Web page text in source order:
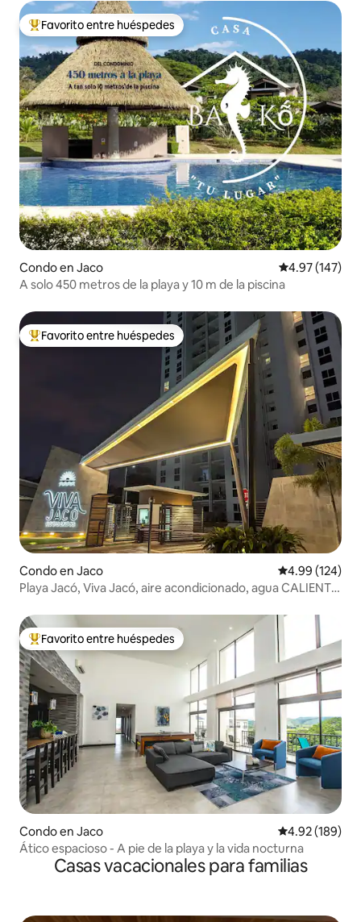
Favorito entre huéspedes preferido
Favorito entre huéspedes
Condo en Jaco Calificación
4.97 (147)
A solo 450 metros de la playa y 10 m de la piscina
Favorito entre huéspedes preferido
Favorito entre huéspedes
Condo en Jaco Calificación
4.99 (124)
Playa Jacó, Viva Jacó, aire acondicionado, agua CALIENTE,
Favorito entre huéspedes preferido
Favorito entre huéspedes
Condo en Jaco Calificación
4.92 (189)
Ático espacioso - A pie de la playa y la vida nocturna
Casas vacacionales para familias